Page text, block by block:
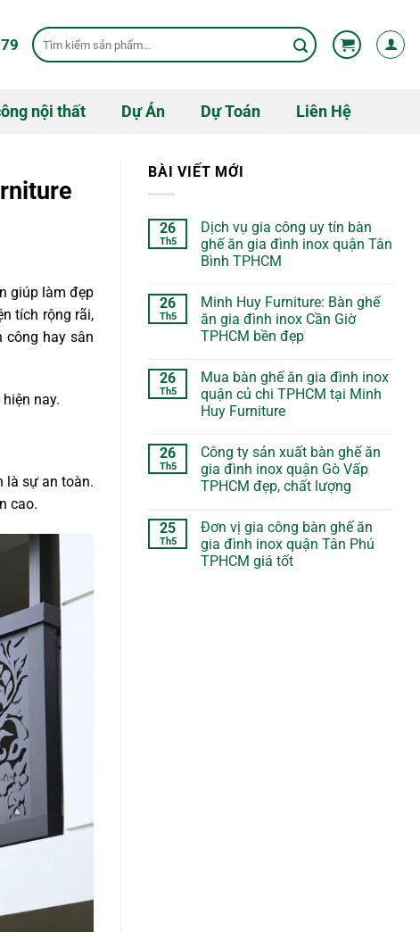
Tìm
kiếm:
nội thất Dự Án Dự Toán Liên Hệ
giúp làm đẹp
tích rộng rãi,
công hay sân
nay.
là sự an toàn.
cao.
BÀI VIẾT MỚI
26
Th5
Dịch vụ gia công uy tín bàn
ghế ăn gia đình inox quận Tân
Bình TPHCM
26
Th5
Minh Huy Furniture: Bàn ghế
ăn gia đình inox Cần Giờ
TPHCM bền đẹp
26
Th5
Mua bàn ghế ăn gia đình inox
quận củ chi TPHCM tại Minh
Huy Furniture
26
Th5
Công ty sản xuất bàn ghế ăn
gia đình inox quận Gò Vấp
TPHCM đẹp, chất lượng
25
Th5
Đơn vị gia công bàn ghế ăn
gia đình inox quận Tân Phú
TPHCM giá tốt